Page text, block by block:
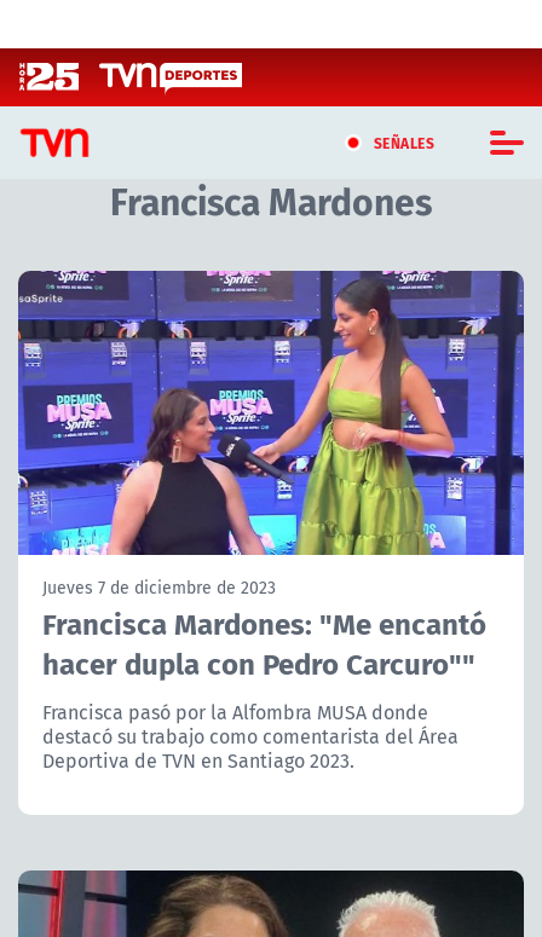
SEÑALES
CASTING MASTERCHEF CHILE
CASTING TVN VERTICAL
TVN VERTICAL
TVN PLAY
PROGRAMAS
TELESERIES
ACTUALIDAD Y TENDENCIAS
CORPORATIVO Y TRANSPARENCIA
CANAL DE DENUNCIAS
ÁREA DE PROYECTOS
Francisca Mardones
Jueves 7 de diciembre de 2023
Francisca Mardones: "Me encantó
hacer dupla con Pedro Carcuro""
Francisca pasó por la Alfombra MUSA donde
destacó su trabajo como comentarista del Área
Deportiva de TVN en Santiago 2023.